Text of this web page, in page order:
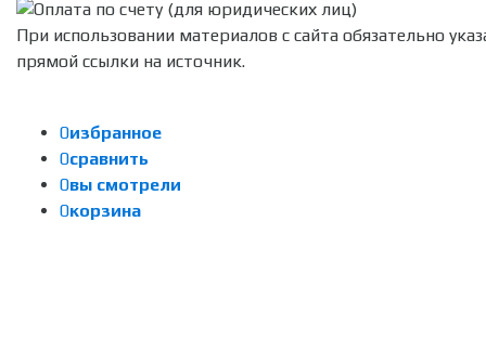
При использовании материалов с сайта обязательно
прямой ссылки на источник.
0избранное
0сравнить
0вы смотрели
0корзина